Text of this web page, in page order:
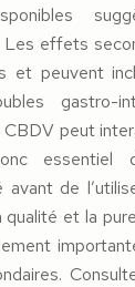
Les effets
et peuvent
gastro-
peut
essentiel
de
qualité et la